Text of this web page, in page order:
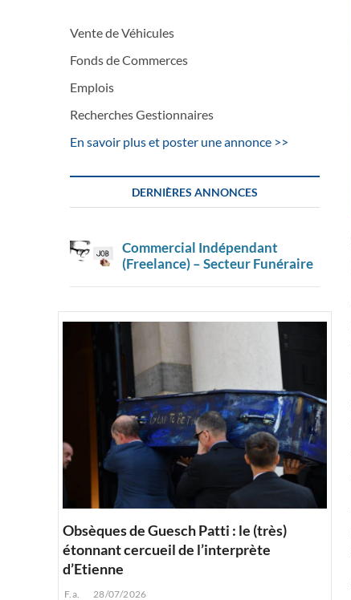
Vente de Véhicules
Fonds de Commerces
Emplois
Recherches Gestionnaires
En savoir plus et poster une annonce >>
DERNIÈRES ANNONCES
Commercial Indépendant
(Freelance) – Secteur Funéraire
Obsèques de Guesch Patti : le (très)
étonnant cercueil de l’interprète
d’Etienne
F.a. 28/07/2026